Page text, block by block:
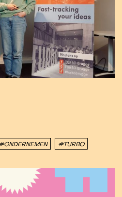
#TURBO